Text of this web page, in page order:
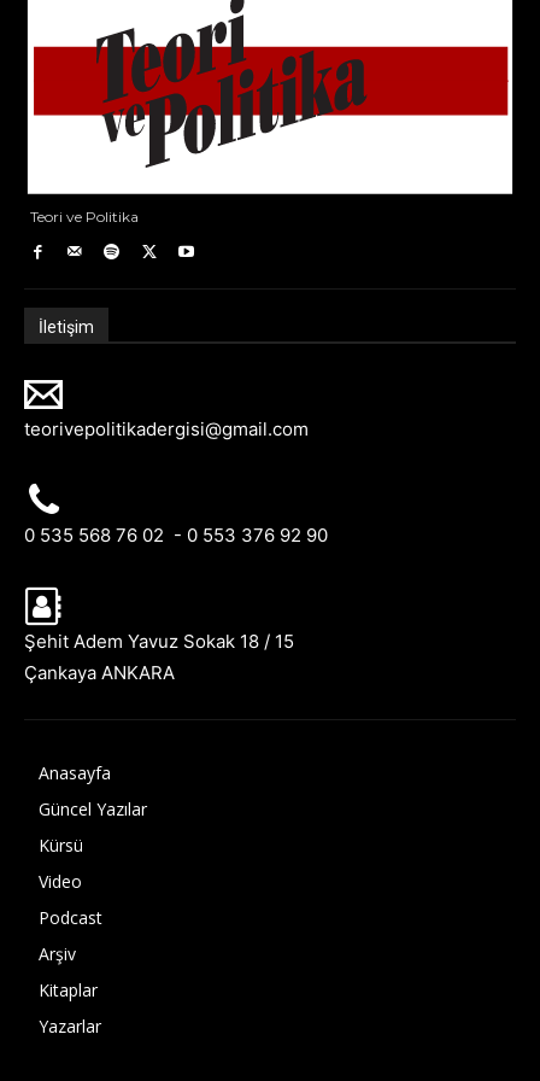
Teori ve Politika
İletişim
teorivepolitikadergisi@gmail.com
0 535 568 76 02 - 0 553 376 92 90
Şehit Adem Yavuz Sokak 18 / 15
Çankaya ANKARA
Anasayfa
Güncel Yazılar
Kürsü
Video
Podcast
Arşiv
Kitaplar
Yazarlar